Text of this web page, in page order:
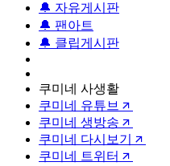
🔔 자유게시판
🔔 팬아트
🔔 클립게시판
쿠미네 사생활
쿠미네 유튜브
쿠미네 생방송
쿠미네 다시보기
쿠미네 트위터